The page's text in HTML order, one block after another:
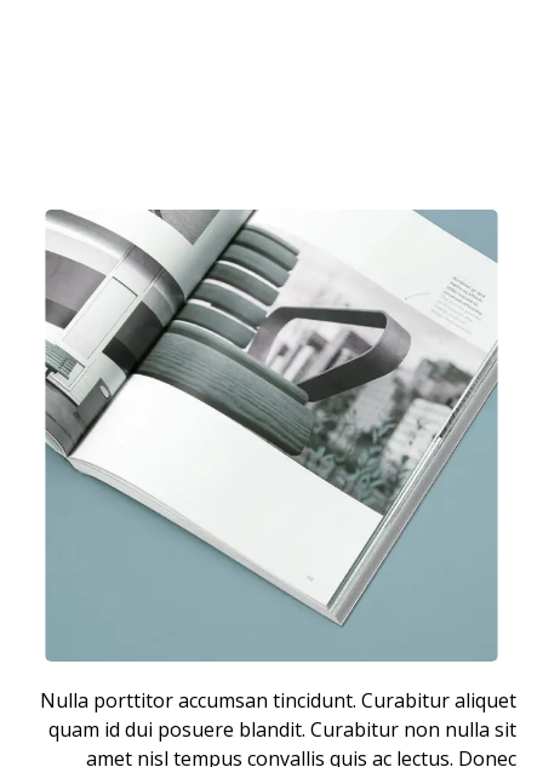
Nulla porttitor accumsan tincidunt. Curabitur aliquet
quam id dui posuere blandit. Curabitur non nulla sit
amet nisl tempus convallis quis ac lectus. Donec